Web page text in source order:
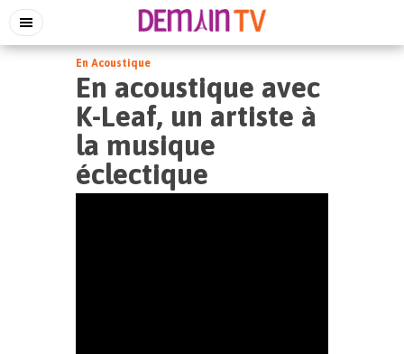
En Acoustique
En acoustique avec
K-Leaf, un artiste à
la musique
éclectique